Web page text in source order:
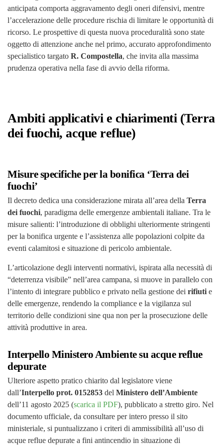
anticipata comporta aggravamento degli oneri difensivi, mentre
l’accelerazione delle procedure rischia di limitare le opportunità di
ricorso. Le prospettive di questa nuova proceduralità sono state
oggetto di attenzione anche nel primo, accurato approfondimento
specialistico targato R. Compostella, che invita alla massima
prudenza operativa nella fase di avvio della riforma.
Ambiti applicativi e chiarimenti (Terra
dei fuochi, acque reflue)
Misure specifiche per la bonifica ‘Terra dei
fuochi’
Il decreto dedica una considerazione mirata all’area della Terra
dei fuochi, paradigma delle emergenze ambientali italiane. Tra le
misure salienti: l’introduzione di obblighi ulteriormente stringenti
per la bonifica urgente e l’assistenza alle popolazioni colpite da
eventi calamitosi e situazione di pericolo ambientale.
L’articolazione degli interventi normativi, ispirata alla necessità di
“deterrenza visibile” nell’area campana, si muove in parallelo con
l’intento di integrare pubblico e privato nella gestione dei rifiuti e
delle emergenze, rendendo la compliance e la vigilanza sul
territorio delle condizioni sine qua non per la prosecuzione delle
attività produttive in area.
Interpello Ministero Ambiente su acque reflue
depurate
Ulteriore aspetto pratico chiarito dal legislatore viene
dall’Interpello prot. 0152853 del Ministero dell’Ambiente
dell’11 agosto 2025 (scarica il PDF), pubblicato a stretto giro. Nel
documento ufficiale, da consultare per intero presso il sito
ministeriale, si puntualizzano i criteri di ammissibilità all’uso di
acque reflue depurate a fini antincendio in situazione di